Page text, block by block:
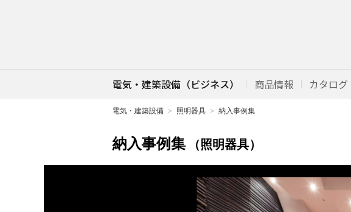
電気・建築設備（ビジネス） 商品情報 カタログ
電気・建築設備 照明器具 納入事例集
納入事例集 （照明器具）